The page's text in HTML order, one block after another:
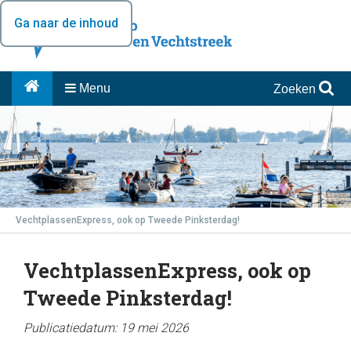
Ga naar de inhoud
Menu Zoeken
VechtplassenExpress, ook op Tweede Pinksterdag!
VechtplassenExpress, ook op
Tweede Pinksterdag!
Publicatiedatum: 19 mei 2026